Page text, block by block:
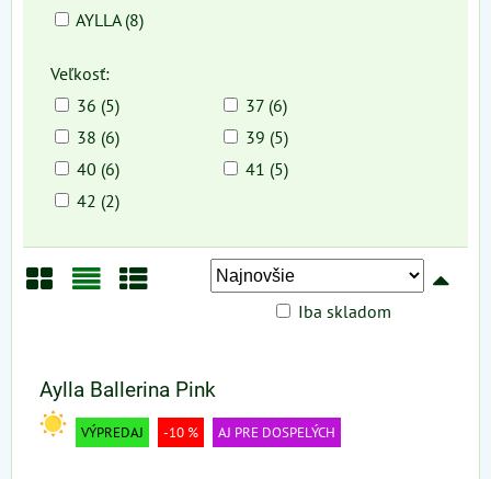
AYLLA (8)
Veľkosť:
36 (5)
37 (6)
38 (6)
39 (5)
40 (6)
41 (5)
42 (2)
Iba skladom
Aylla Ballerina Pink
VÝPREDAJ -10 % AJ PRE DOSPELÝCH